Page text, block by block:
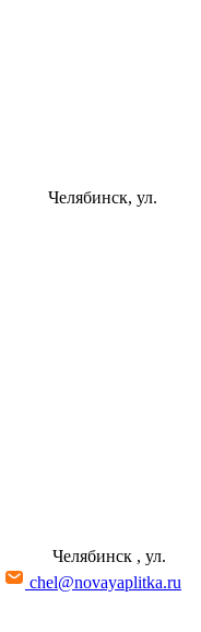
Челябинск, ул.
Челябинск , ул.
chel@novayaplitka.ru